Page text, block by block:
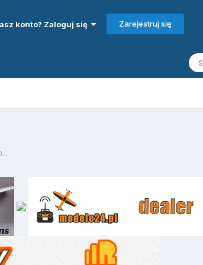
konto? Zaloguj się Zarejestruj się